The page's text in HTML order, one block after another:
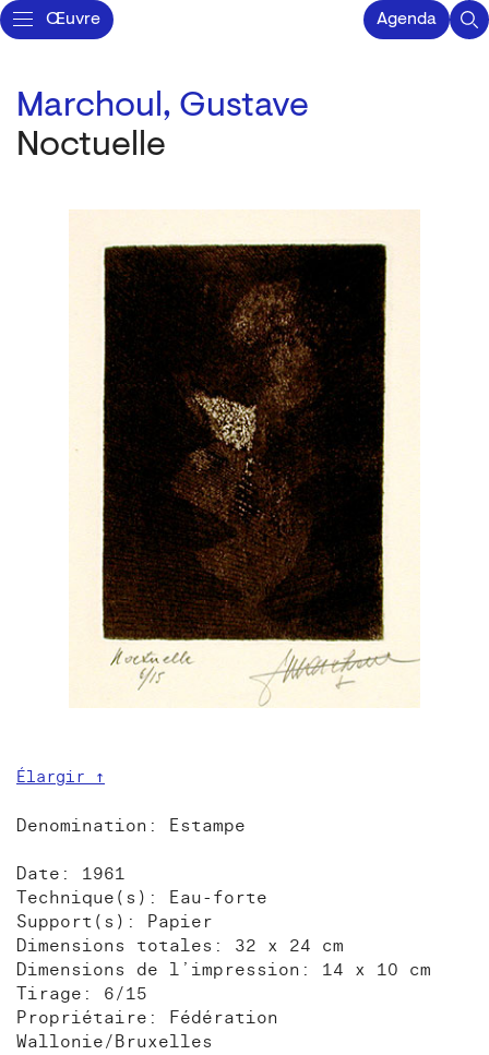
Œuvre Agenda
Marchoul, Gustave
Noctuelle
Élargir ↑
Denomination: Estampe
Date: 1961
Technique(s): Eau-forte
Support(s): Papier
Dimensions totales: 32 x 24 cm
Dimensions de l’impression: 14 x 10 cm
Tirage: 6/15
Propriétaire: Fédération
Wallonie/Bruxelles